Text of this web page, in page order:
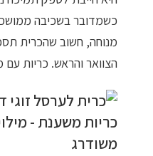
כשמדובר בשכיבה
מנוחה, חשוב שהכרית
הצוואר והראש. כריות עם